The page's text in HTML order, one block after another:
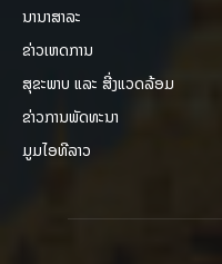
ນານາສາລະ
ຂ່າວເຫດການ
ສຸຂະພາບ ແລະ ສີ່ງແວດລ້ອມ
ຂ່າວການພັດທະນາ
ມູມໄອທີລາວ